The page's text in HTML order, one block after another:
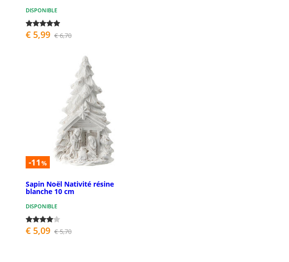
DISPONIBLE
€ 5,99 € 6,70
-11 %
Sapin Noël Nativité résine
blanche 10 cm
DISPONIBLE
€ 5,09 € 5,70